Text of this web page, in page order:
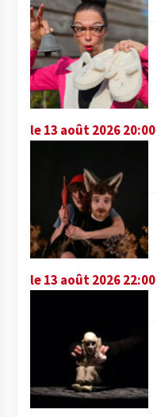
le 13 août 2026 20:00
le 13 août 2026 22:00